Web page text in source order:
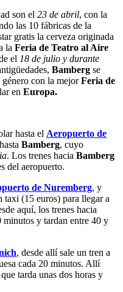
son el 23 de abril, con la
las 10 fábricas de la
gratis la cerveza originada
la Feria de Teatro al Aire
el 18 de julio y durante
Bamberg se
género con la mejorFeria de
en Europa.
hasta el Aeropuerto de
hasta Bamberg, cuyo
. Los trenes hacia Bamberg
del aeropuerto.
de Nuremberg, y
(15 euros) para llegar a
aquí, los trenes hacia
minutos y tardan entre 40 y
, desde allí sale un tren a
cada 20 minutos. Allí
que tarda unas dos horas y